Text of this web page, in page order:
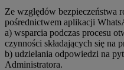
Ze względów bezpieczeństwa
pośrednictwem aplikacji
a) wsparcia podczas procesu
czynności składających się na
b) udzielania odpowiedzi na
Administratora.